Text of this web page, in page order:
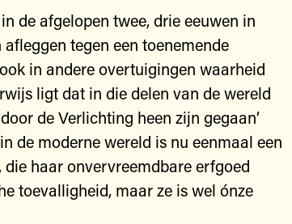
de afgelopen twee, drie eeuwen in
tegen een toenemende
in andere overtuigingen waarheid
ligt dat in die delen van de wereld
de Verlichting heen zijn gegaan’
de moderne wereld is nu eenmaal een
haar onvervreemdbare erfgoed
toevalligheid, maar ze is wel ónze